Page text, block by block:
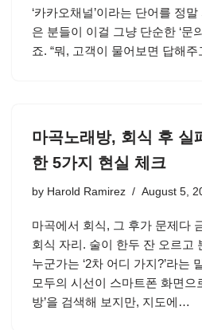
‘카카오채널’이라는 단어를 정
은 분들이 이걸 그냥 단순한 ‘문
죠. “뭐, 고객이 물어보면 답해
마곡노래방, 회식 후 실
한 5가지 현실 체크
by Harold Ramirez August 5,
마곡에서 회식, 그 후가 문제다
회식 자리. 술이 한두 잔 오르고
누군가는 ‘2차 어디 가지?’라는
모두의 시선이 스마트폰 화면으
방’을 검색해 보지만, 지도에…